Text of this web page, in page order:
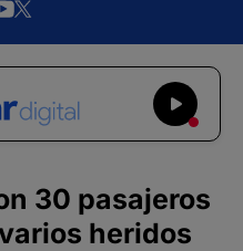
30 pasajeros
heridos